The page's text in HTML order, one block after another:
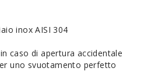
inox AISI 304
caso di apertura accidentale
uno svuotamento perfetto